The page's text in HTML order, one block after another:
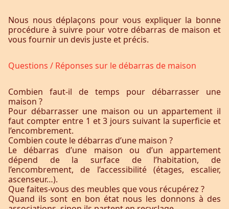
Nous nous déplaçons pour vous expliquer la bonne
procédure à suivre pour votre débarras de maison et
vous fournir un devis juste et précis.
Questions / Réponses sur le débarras de maison
Combien faut-il de temps pour débarrasser une
maison ?
Pour débarrasser une maison ou un appartement il
faut compter entre 1 et 3 jours suivant la superficie et
l’encombrement.
Combien coute le débarras d’une maison ?
Le débarras d’une maison ou d’un appartement
dépend de la surface de l’habitation, de
l’encombrement, de l’accessibilité (étages, escalier,
ascenseur…).
Que faites-vous des meubles que vous récupérez ?
Quand ils sont en bon état nous les donnons à des